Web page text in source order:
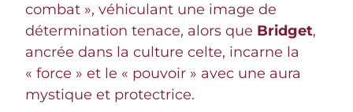
combat », véhiculant une image de
détermination tenace, alors que Bridget,
ancrée dans la culture celte, incarne la
« force » et le « pouvoir » avec une aura
mystique et protectrice.